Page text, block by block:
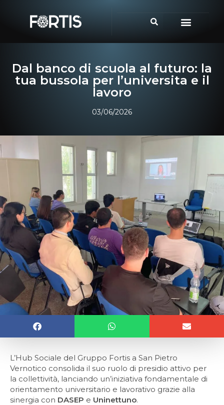
Dal banco di scuola al futuro: la
tua bussola per l’universita e il
lavoro
03/06/2026
L’Hub Sociale del Gruppo Fortis a San Pietro
Vernotico consolida il suo ruolo di presidio attivo per
la collettività, lanciando un’iniziativa fondamentale di
orientamento universitario e lavorativo grazie alla
sinergia con DASEP e Uninettuno.